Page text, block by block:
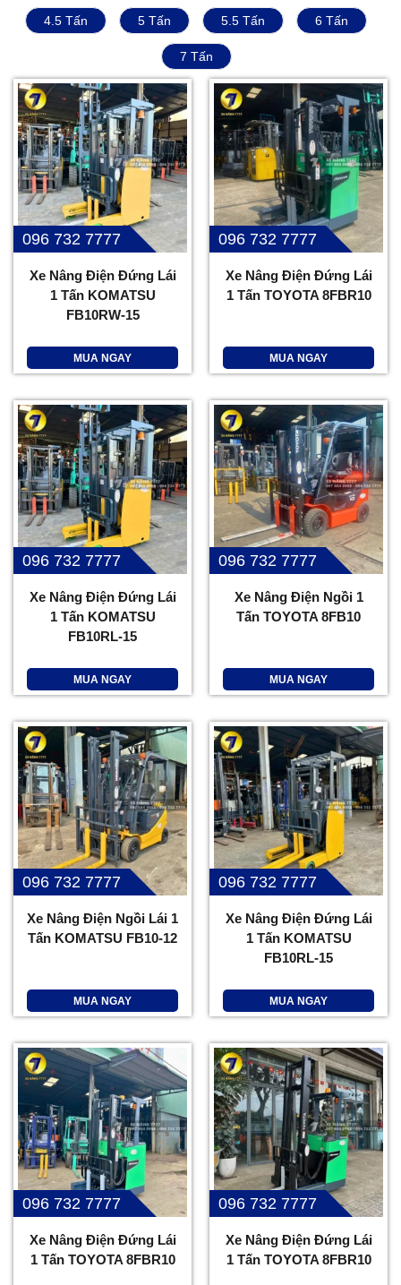
4.5 Tấn 5 Tấn 5.5 Tấn 6 Tấn
7 Tấn
096 732 7777
Xe Nâng Điện Đứng Lái
1 Tấn KOMATSU
FB10RW-15
MUA NGAY
096 732 7777
Xe Nâng Điện Đứng Lái
1 Tấn TOYOTA 8FBR10
MUA NGAY
096 732 7777
Xe Nâng Điện Đứng Lái
1 Tấn KOMATSU
FB10RL-15
MUA NGAY
096 732 7777
Xe Nâng Điện Ngồi 1
Tấn TOYOTA 8FB10
MUA NGAY
096 732 7777
Xe Nâng Điện Ngồi Lái 1
Tấn KOMATSU FB10-12
MUA NGAY
096 732 7777
Xe Nâng Điện Đứng Lái
1 Tấn KOMATSU
FB10RL-15
MUA NGAY
096 732 7777
Xe Nâng Điện Đứng Lái
1 Tấn TOYOTA 8FBR10
096 732 7777
Xe Nâng Điện Đứng Lái
1 Tấn TOYOTA 8FBR10